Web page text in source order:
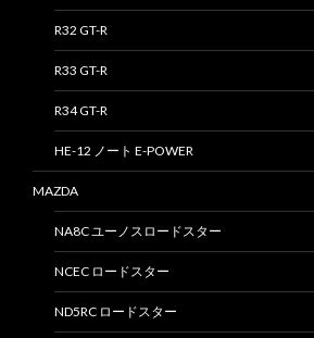
R32 GT-R
R33 GT-R
R34 GT-R
HE-12 ノート E-POWER
MAZDA
NA8C ユーノスロードスター
NCEC ロードスター
ND5RC ロードスター